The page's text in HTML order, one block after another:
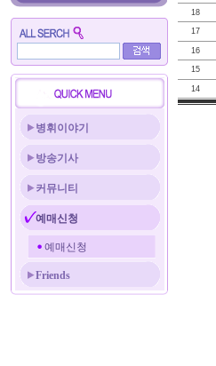
병휘이야기
방송기사
커뮤니티
예매신청
예매신청
Friends
18
17
16
15
14